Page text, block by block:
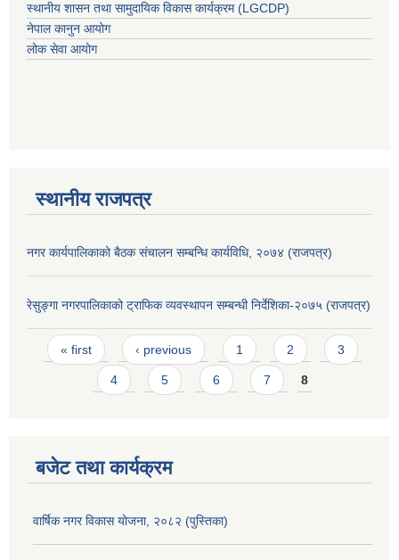
स्थानीय शासन तथा सामुदायिक विकास कार्यक्रम (LGCDP)
नेपाल कानुन आयोग
लोक सेवा आयोग
स्थानीय राजपत्र
नगर कार्यपालिकाको बैठक संचालन सम्बन्धि कार्यविधि, २०७४ (राजपत्र)
रेसुङ्गा नगरपालिकाको ट्राफिक व्यवस्थापन सम्बन्धी निर्देशिका-२०७५ (राजपत्र)
Pages
« first ‹ previous 1 2 3
4 5 6 7 8
बजेट तथा कार्यक्रम
वार्षिक नगर विकास योजना, २०८२ (पुस्तिका)